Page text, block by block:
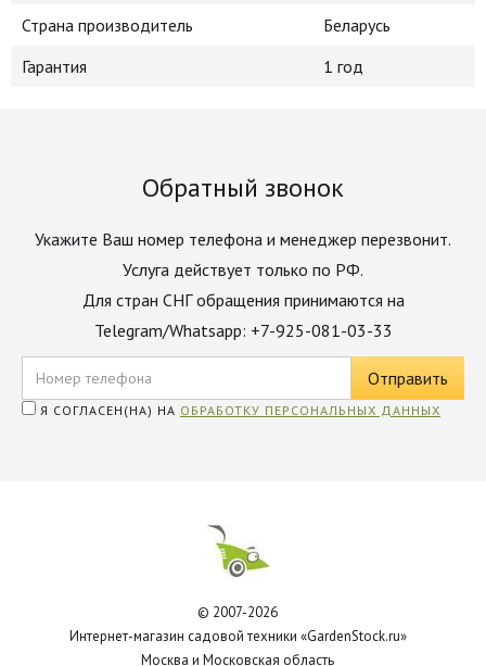
Страна производитель
Беларусь
Гарантия
1 год
Обратный звонок
Укажите Ваш номер телефона и менеджер перезвонит.
Услуга действует только по РФ.
Для стран СНГ обращения принимаются на
Telegram/Whatsapp: +7-925-081-03-33
Я СОГЛАСЕН(НА) НА ОБРАБОТКУ ПЕРСОНАЛЬНЫХ ДАННЫХ
© 2007-2026
Интернет-магазин садовой техники «GardenStock.ru»
Москва и Московская область